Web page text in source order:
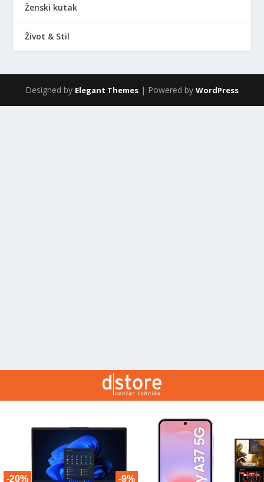
Ženski kutak
Život & Stil
Designed by Elegant Themes | Powered by WordPress